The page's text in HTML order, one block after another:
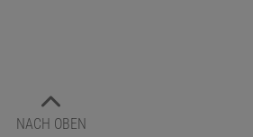
NACH OBEN